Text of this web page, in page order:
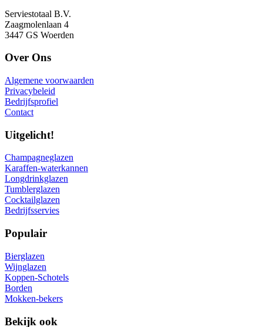
Serviestotaal B.V.
Zaagmolenlaan 4
3447 GS Woerden
Over Ons
Algemene voorwaarden
Privacybeleid
Bedrijfsprofiel
Contact
Uitgelicht!
Champagneglazen
Karaffen-waterkannen
Longdrinkglazen
Tumblerglazen
Cocktailglazen
Bedrijfsservies
Populair
Bierglazen
Wijnglazen
Koppen-Schotels
Borden
Mokken-bekers
Bekijk ook